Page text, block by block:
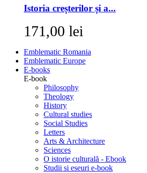
Istoria creșterilor și a...
171,00 lei
Emblematic Romania
Emblematic Europe
E-books
E-book
Philosophy
Theology
History
Cultural studies
Social Studies
Letters
Arts & Architecture
Sciences
O istorie culturală - Ebook
Studii si eseuri e-book